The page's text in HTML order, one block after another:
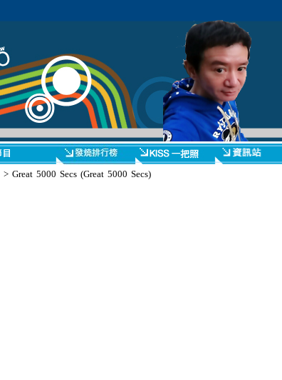
> Great 5000 Secs (Great 5000 Secs)